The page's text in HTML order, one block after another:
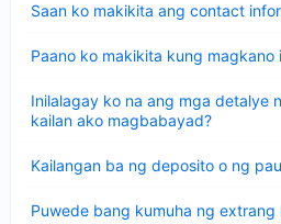
Saan ko makikita ang contact
ang
Paano ko makikita kung magkano
ang
Inilalagay ko na ang mga detalye
kailan ako magbabayad?
ang
sagot
Kailangan ba ng deposito o ng
ang
Puwede bang kumuha ng extrang
ang